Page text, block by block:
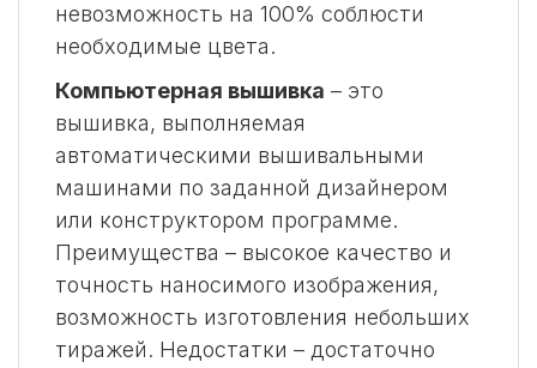
невозможность на 100% соблюсти
необходимые цвета.
Компьютерная вышивка – это
вышивка, выполняемая
автоматическими вышивальными
машинами по заданной дизайнером
или конструктором программе.
Преимущества – высокое качество и
точность наносимого изображения,
возможность изготовления небольших
тиражей. Недостатки – достаточно